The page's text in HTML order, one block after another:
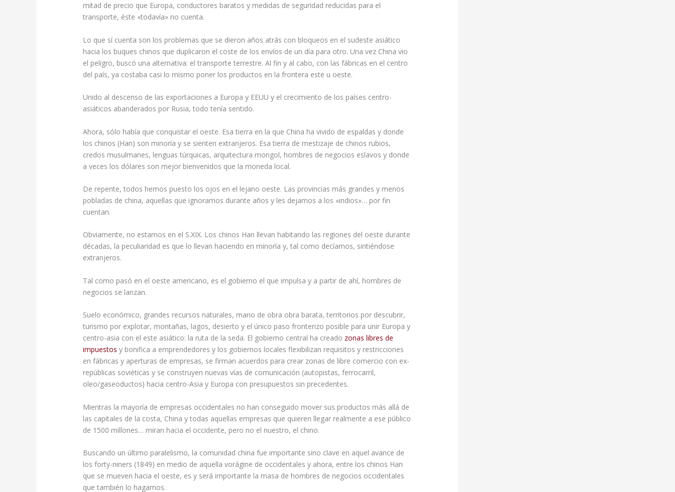
mitad de precio que Europa, conductores baratos y medidas de seguridad reducidas para el
transporte, éste «todavía» no cuenta.
Lo que sí cuenta son los problemas que se dieron años atrás con bloqueos en el sudeste asiático
hacia los buques chinos que duplicaron el coste de los envíos de un día para otro. Una vez China vio
el peligro, buscó una alternativa: el transporte terrestre. Al fin y al cabo, con las fábricas en el centro
del país, ya costaba casi lo mismo poner los productos en la frontera este u oeste.
Unido al descenso de las exportaciones a Europa y EEUU y el crecimiento de los países centro-
asiáticos abanderados por Rusia, todo tenía sentido.
Ahora, sólo había que conquistar el oeste. Esa tierra en la que China ha vivido de espaldas y donde
los chinos (Han) son minoría y se sienten extranjeros. Esa tierra de mestizaje de chinos rubios,
credos musulmanes, lenguas túrquicas, arquitectura mongol, hombres de negocios eslavos y donde
a veces los dólares son mejor bienvenidos que la moneda local.
De repente, todos hemos puesto los ojos en el lejano oeste. Las provincias más grandes y menos
pobladas de china, aquellas que ignoramos durante años y les dejamos a los «indios»… por fin
cuentan.
Obviamente, no estamos en el S.XIX. Los chinos Han llevan habitando las regiones del oeste durante
décadas, la peculiaridad es que lo llevan haciendo en minoría y, tal como decíamos, sintiéndose
extranjeros.
Tal como pasó en el oeste americano, es el gobierno el que impulsa y a partir de ahí, hombres de
negocios se lanzan.
Suelo económico, grandes recursos naturales, mano de obra obra barata, territorios por descubrir,
turismo por explotar, montañas, lagos, desierto y el único paso fronterizo posible para unir Europa y
centro-asia con el este asiático: la ruta de la seda. El gobierno central ha creado zonas libres de
impuestosy bonifica a emprendedores y los gobiernos locales flexibilizan requisitos y restricciones
en fábricas y aperturas de empresas, se firman acuerdos para crear zonas de libre comercio con ex-
repúblicas soviéticas y se construyen nuevas vías de comunicación (autopistas, ferrocarril,
oleo/gaseoductos) hacia centro-Asia y Europa con presupuestos sin precedentes.
Mientras la mayoría de empresas occidentales no han conseguido mover sus productos más allá de
las capitales de la costa, China y todas aquellas empresas que quieren llegar realmente a ese público
de 1500 millones… miran hacia el occidente, pero no el nuestro, el chino.
Buscando un último paralelismo, la comunidad china fue importante sino clave en aquel avance de
los forty-niners (1849) en medio de aquella vorágine de occidentales y ahora, entre los chinos Han
que se mueven hacia el oeste, es y será importante la masa de hombres de negocios occidentales
que también lo hagamos.